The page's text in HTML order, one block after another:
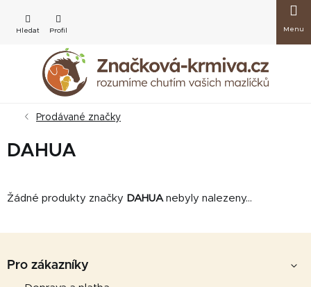
obsah
košík
Prodávané značky
DAHUA
Žádné produkty značky DAHUA nebyly nalezeny...
Pro zákazníky